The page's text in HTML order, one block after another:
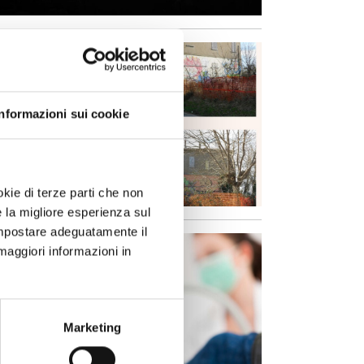
sui cookie
di terze parti che non
la migliore esperienza sul
adeguatamente il
informazioni in
Marketing